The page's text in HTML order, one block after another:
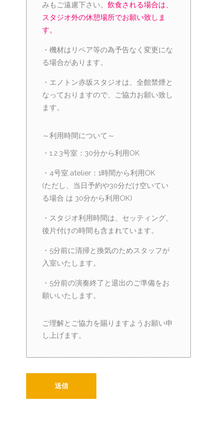
みもご遠慮下さい。 飲食される場合は、
スタジオ外の休憩場所でお願い致しま
す。
・機材はリペア等の為予告なく変更にな
る場合があります。
・エノトン赤坂スタジオは、全館禁煙と
なっておりますので、ご協力お願い致し
ます。
～利用時間について～
・1.2.3号室：30分から利用OK
・4号室.atelier：1時間から利用OK
(ただし、当日予約や30分だけ空いてい
る場合 は 30分から利用OK)
・スタジオ利用時間は、セッティング、
後片付けの時間も含まれています。
・5分前に清掃と換気のためスタッフが
入室いたします。
・5分前の演奏終了と退出のご準備をお
願いいたします。
ご理解とご協力を賜りますようお願い申
し上げます。